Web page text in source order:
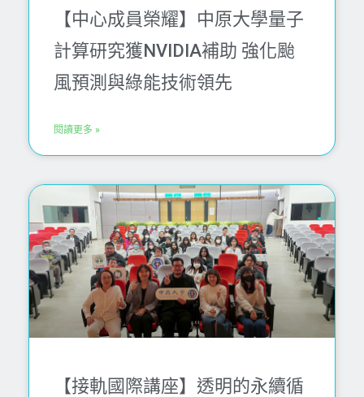
【中心成員榮耀】中原大學量子
計算研究獲NVIDIA補助 強化颱
風預測與綠能技術領先
閱讀更多 »
【接軌國際講座】透明的永續循